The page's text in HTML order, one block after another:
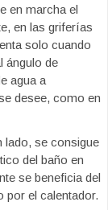
en marcha el
en las griferías
solo cuando
ángulo de
agua a
desee, como en
lado, se consigue
del baño en
se beneficia del
por el calentador.